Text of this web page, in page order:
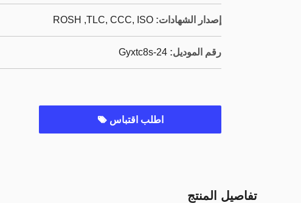
إصدار الشهادات: ROSH ,TLC, CCC, ISO
رقم الموديل: Gyxtc8s-24
اطلب اقتباس
تفاصيل المنتج